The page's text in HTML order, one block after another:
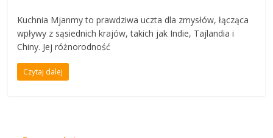
Kuchnia Mjanmy to prawdziwa uczta dla zmysłów, łącząca
wpływy z sąsiednich krajów, takich jak Indie, Tajlandia i
Chiny. Jej różnorodność
Czytaj dalej